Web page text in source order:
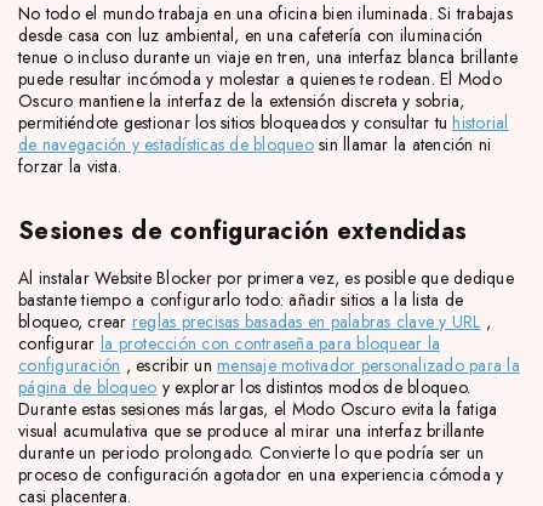
No todo el mundo trabaja en una oficina bien iluminada. Si trabajas
desde casa con luz ambiental, en una cafetería con iluminación
tenue o incluso durante un viaje en tren, una interfaz blanca brillante
puede resultar incómoda y molestar a quienes te rodean. El Modo
Oscuro mantiene la interfaz de la extensión discreta y sobria,
permitiéndote gestionar los sitios bloqueados y consultar tuhistorial
de navegación y estadísticas de bloqueosin llamar la atención ni
forzar la vista.
Sesiones de configuración extendidas
Al instalar Website Blocker por primera vez, es posible que dedique
bastante tiempo a configurarlo todo: añadir sitios a la lista de
bloqueo, crear reglas precisas basadas en palabras clave y URL ,
configurar la protección con contraseña para bloquear la
configuración , escribir un mensaje motivador personalizado para la
página de bloqueo y explorar los distintos modos de bloqueo.
Durante estas sesiones más largas, el Modo Oscuro evita la fatiga
visual acumulativa que se produce al mirar una interfaz brillante
durante un periodo prolongado. Convierte lo que podría ser un
proceso de configuración agotador en una experiencia cómoda y
casi placentera.